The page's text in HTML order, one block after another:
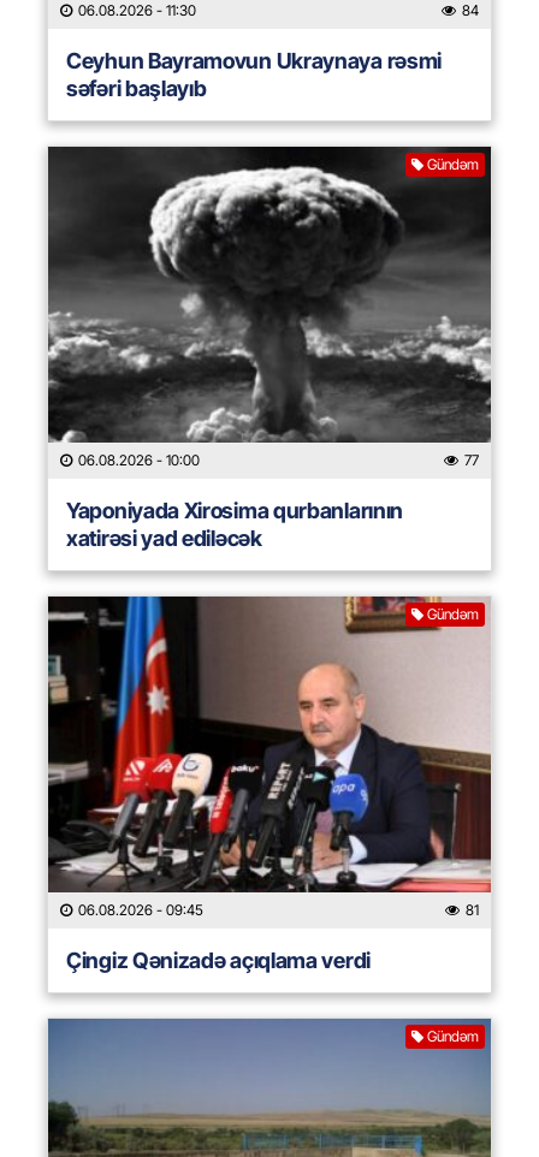
06.08.2026 - 11:30 84
Ceyhun Bayramovun Ukraynaya rəsmi
səfəri başlayıb
Gündəm
06.08.2026 - 10:00 77
Yaponiyada Xirosima qurbanlarının
xatirəsi yad ediləcək
Gündəm
06.08.2026 - 09:45 81
Çingiz Qənizadə açıqlama verdi
Gündəm